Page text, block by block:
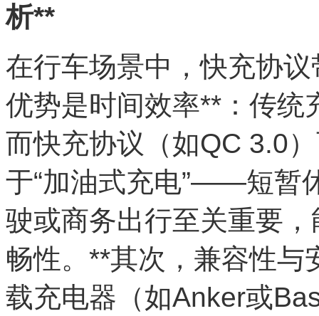
析**
在行车场景中，快充协
优势是时间效率**：传统
而快充协议（如QC 3.0
于“加油式充电”——短暂
驶或商务出行至关重要
畅性。**其次，兼容性与
载充电器（如Anker或